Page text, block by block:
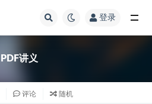
登录
PDF讲义
评论 随机